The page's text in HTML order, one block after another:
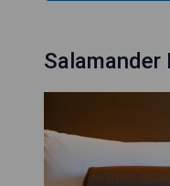
Salamander